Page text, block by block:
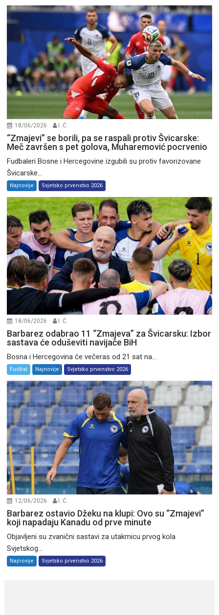
18/06/2026 I. Ć.
“Zmajevi” se borili, pa se raspali protiv Švicarske:
Meč završen s pet golova, Muharemović pocrvenio
Fudbaleri Bosne i Hercegovine izgubili su protiv favorizovane
Švicarske...
Najnovije Svjetsko prvenstvo 2026
18/06/2026 I. Ć.
Barbarez odabrao 11 “Zmajeva” za Švicarsku: Izbor
sastava će oduševiti navijače BiH
Bosna i Hercegovina će večeras od 21 sat na...
Fudbal Najnovije Svjetsko prvenstvo 2026
12/06/2026 I. Ć.
Barbarez ostavio Džeku na klupi: Ovo su “Zmajevi”
koji napadaju Kanadu od prve minute
Objavljeni su zvanični sastavi za utakmicu prvog kola
Svjetskog...
Najnovije Svjetsko prvenstvo 2026